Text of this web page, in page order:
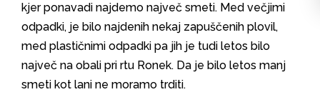
kjer ponavadi najdemo največ smeti. Med večjimi
odpadki, je bilo najdenih nekaj zapuščenih plovil,
med plastičnimi odpadki pa jih je tudi letos bilo
največ na obali pri rtu Ronek. Da je bilo letos manj
smeti kot lani ne moramo trditi.